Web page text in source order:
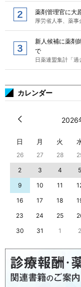
薬剤管理官に大
厚労省人事、薬事
新人候補に薬剤
で
日薬連盟集計「過
カレンダー
2026
日 月 火
26 27 28
2
3 4 5
9
10 11
16
17 18
23
24 25
30
31 1 2